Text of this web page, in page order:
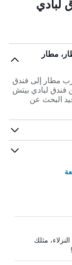
لبادي
مطار
أقرب مطار إلى فندق
فندق لبادي بيتش
هو 0س 06د. من الجيد البحث عن
مثلك